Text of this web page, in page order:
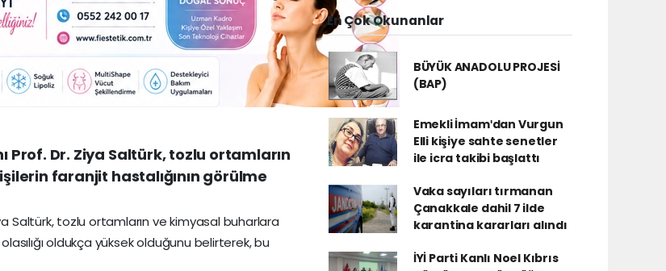
Prof. Dr. Ziya Saltürk, tozlu ortamların
faranjit hastalığının görülme
Saltürk, tozlu ortamların ve kimyasal buharlara
oldukça yüksek olduğunu belirterek, bu
En Çok Okunanlar
BÜYÜK ANADOLU PROJESİ
(BAP)
Emekli İmamʹdan Vurgun
Elli kişiye sahte senetler
ile icra takibi başlattı
Vaka sayıları tırmanan
Çanakkale dahil 7 ilde
karantina kararları alındı
İYİ Parti Kanlı Noel Kıbrıs